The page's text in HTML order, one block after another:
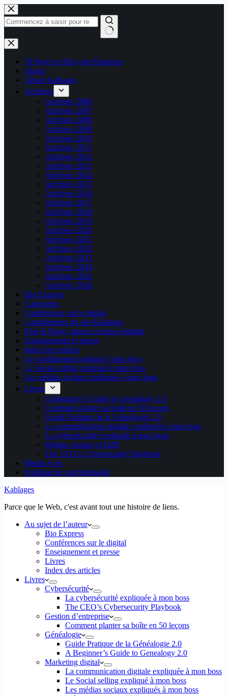
Passer
au
contenu
Aucun
résultat
50 Ways to Kill your Business
About
About Kablages
Archives
Archives 2006
Archives 2007
Archives 2008
Archives 2009
Archives 2010
Archives 2011
Archives 2012
Archives 2013
Archives 2014
Archives 2015
Archives 2016
Archives 2017
Archives 2018
Archives 2019
Archives 2020
Archives 2021
Archives 2022
Archives 2023
Archives 2024
Archives 2025
Archives 2026
Bio Express
Catégories
Conférences sur le digital
Contributeurs du site Kablages
Else & Bang, agence créative digitale
Enseignement et presse
Index des articles
Le confinement expliqué à mon boss
Le Social selling expliqué à mon boss
Les médias sociaux expliqués à mon boss
Livres
A Beginner’s Guide to Genealogy 2.0
Comment planter sa boîte en 50 leçons
Guide Pratique de la Généalogie 2.0
La communication digitale expliquée à mon boss
La cybersécurité expliquée à mon boss
Médias sociaux et B2B
The CEO’s Cybersecurity Playbook
Media Aces
Politique de confidentialité
Kablages
Parce que le Web, c'est avant tout une histoire de liens.
Au sujet de l’auteur
Bio Express
Conférences sur le digital
Enseignement et presse
Livres
Index des articles
Livres
Cybersécurité
La cybersécurité expliquée à mon boss
The CEO’s Cybersecurity Playbook
Gestion d’entreprise
Comment planter sa boîte en 50 leçons
Généalogie
Guide Pratique de la Généalogie 2.0
A Beginner’s Guide to Genealogy 2.0
Marketing digital
La communication digitale expliquée à mon boss
Le Social selling expliqué à mon boss
Les médias sociaux expliqués à mon boss